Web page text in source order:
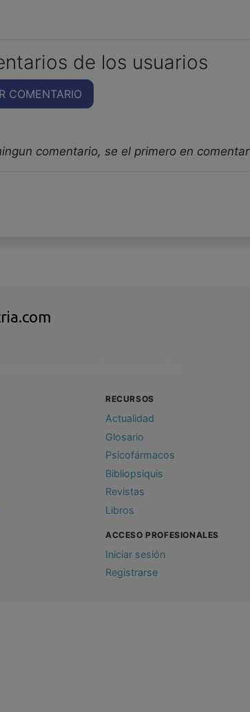
de los usuarios
COMENTARIO
comentario, se el primero en comentar
RECURSOS
Actualidad
Glosario
Psicofármacos
Bibliopsiquis
Revistas
Libros
ACCESO PROFESIONALES
Iniciar sesión
Registrarse